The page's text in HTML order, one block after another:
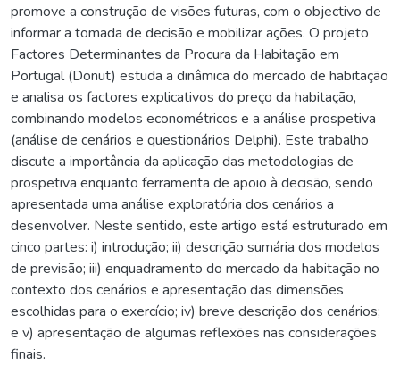
promove a construção de visões futuras, com o objectivo de
informar a tomada de decisão e mobilizar ações. O projeto
Factores Determinantes da Procura da Habitação em
Portugal (Donut) estuda a dinâmica do mercado de habitação
e analisa os factores explicativos do preço da habitação,
combinando modelos econométricos e a análise prospetiva
(análise de cenários e questionários Delphi). Este trabalho
discute a importância da aplicação das metodologias de
prospetiva enquanto ferramenta de apoio à decisão, sendo
apresentada uma análise exploratória dos cenários a
desenvolver. Neste sentido, este artigo está estruturado em
cinco partes: i) introdução; ii) descrição sumária dos modelos
de previsão; iii) enquadramento do mercado da habitação no
contexto dos cenários e apresentação das dimensões
escolhidas para o exercício; iv) breve descrição dos cenários;
e v) apresentação de algumas reflexões nas considerações
finais.